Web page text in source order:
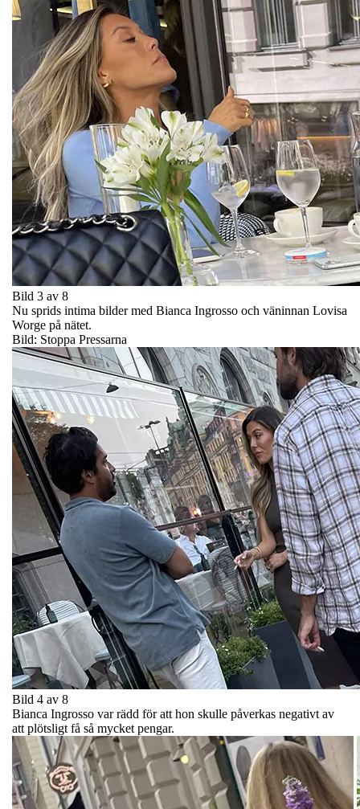
Bild 3 av 8
Nu sprids intima bilder med Bianca Ingrosso och väninnan Lovisa
Worge på nätet.
Bild: Stoppa Pressarna
Bild 4 av 8
Bianca Ingrosso var rädd för att hon skulle påverkas negativt av
att plötsligt få så mycket pengar.